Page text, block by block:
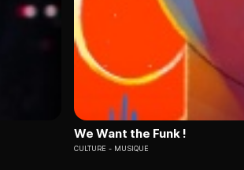
We Want the Funk !
CULTURE MUSIQUE